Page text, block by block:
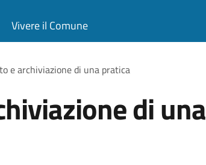
Vivere il Comune
e archiviazione di una pratica
di una